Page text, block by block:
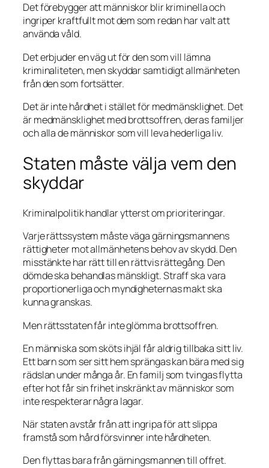
Det förebygger att människor blir kriminella och
ingriper kraftfullt mot dem som redan har valt att
använda våld.
Det erbjuder en väg ut för den som vill lämna
kriminaliteten, men skyddar samtidigt allmänheten
från den som fortsätter.
Det är inte hårdhet i stället för medmänsklighet. Det
är medmänsklighet med brottsoffren, deras familjer
och alla de människor som vill leva hederliga liv.
Staten måste välja vem den
skyddar
Kriminalpolitik handlar ytterst om prioriteringar.
Varje rättssystem måste väga gärningsmannens
rättigheter mot allmänhetens behov av skydd. Den
misstänkte har rätt till en rättvis rättegång. Den
dömde ska behandlas mänskligt. Straff ska vara
proportionerliga och myndigheternas makt ska
kunna granskas.
Men rättsstaten får inte glömma brottsoffren.
En människa som sköts ihjäl får aldrig tillbaka sitt liv.
Ett barn som ser sitt hem sprängas kan bära med sig
rädslan under många år. En familj som tvingas flytta
efter hot får sin frihet inskränkt av människor som
inte respekterar några lagar.
När staten avstår från att ingripa för att slippa
framstå som hård försvinner inte hårdheten.
Den flyttas bara från gärningsmannen till offret.